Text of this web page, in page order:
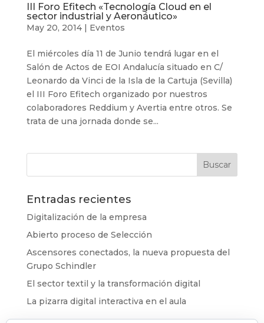
III Foro Efitech «Tecnología Cloud en el
sector industrial y Aeronáutico»
May 20, 2014| Eventos
El miércoles día 11 de Junio tendrá lugar en el
Salón de Actos de EOI Andalucía situado en C/
Leonardo da Vinci de la Isla de la Cartuja (Sevilla)
el III Foro Efitech organizado por nuestros
colaboradores Reddium y Avertia entre otros. Se
trata de una jornada donde se...
Entradas recientes
Digitalización de la empresa
Abierto proceso de Selección
Ascensores conectados, la nueva propuesta del
Grupo Schindler
El sector textil y la transformación digital
La pizarra digital interactiva en el aula